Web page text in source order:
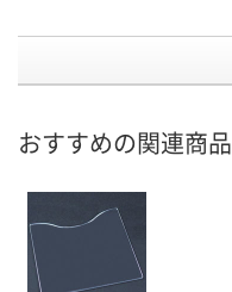
おすすめの関連商品